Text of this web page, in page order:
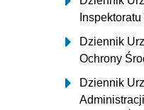
Dziennik
Ochrony
Dziennik